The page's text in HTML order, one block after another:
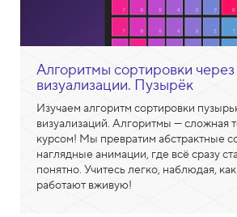
Алгоритмы сортировки через
визуализации. Пузырёк
Изучаем алгоритм сортировки
визуализаций. Алгоритмы — сложная
курсом! Мы превратим абстрактные
наглядные анимации, где всё сразу
понятно. Учитесь легко, наблюдая,
работают вживую!